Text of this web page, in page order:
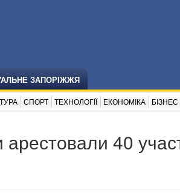
ЗАПОРІЖЖЯ
СПОРТ ТЕХНОЛОГІЇ ЕКОНОМІКА БІЗНЕС
40